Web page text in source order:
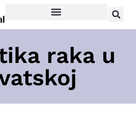
raka u